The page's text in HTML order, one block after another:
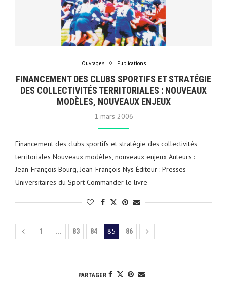
Ouvrages Publications
FINANCEMENT DES CLUBS SPORTIFS ET STRATÉGIE
DES COLLECTIVITÉS TERRITORIALES : NOUVEAUX
MODÈLES, NOUVEAUX ENJEUX
1 mars 2006
Financement des clubs sportifs et stratégie des collectivités
territoriales Nouveaux modèles, nouveaux enjeux Auteurs :
Jean-François Bourg, Jean-François Nys Éditeur : Presses
Universitaires du Sport Commander le livre
1 … 83 84 85 86
PARTAGER